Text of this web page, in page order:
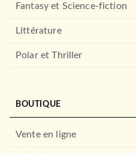
Fantasy et Science-fiction
Littérature
Polar et Thriller
BOUTIQUE
Vente en ligne